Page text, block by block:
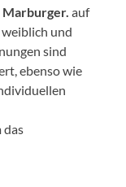
Marburger. auf
und
sind
ebenso wie
das